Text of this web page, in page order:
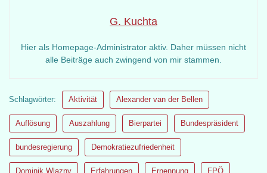
G. Kuchta
Hier als Homepage-Administrator aktiv. Daher müssen nicht
alle Beiträge auch zwingend von mir stammen.
Schlagwörter: Aktivität Alexander van der Bellen
Auflösung Auszahlung Bierpartei Bundespräsident
bundesregierung Demokratiezufriedenheit
Dominik Wlazny Erfahrungen Ernennung FPÖ